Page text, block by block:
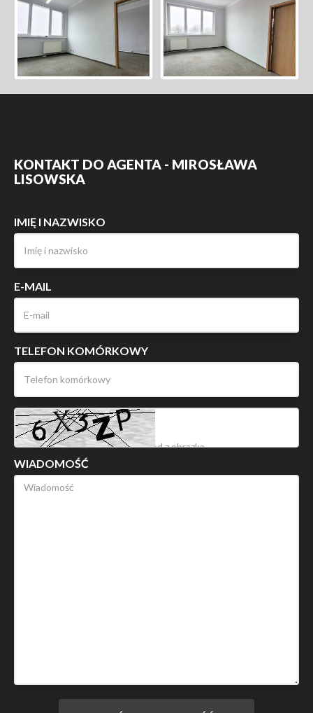
KONTAKT DO AGENTA - MIROSŁAWA
LISOWSKA
IMIĘ I NAZWISKO
E-MAIL
TELEFON KOMÓRKOWY
WIADOMOŚĆ